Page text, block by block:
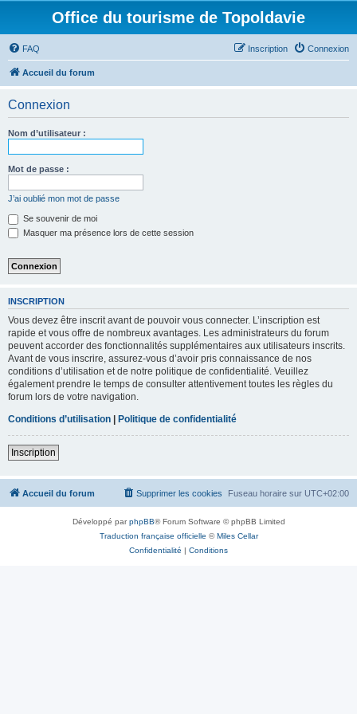
Office du tourisme de Topoldavie
FAQ Connexion
Inscription
Accueil du forum
Connexion
Nom d’utilisateur :
Mot de passe :
J’ai oublié mon mot de passe
Se souvenir de moi
Masquer ma présence lors de cette session
INSCRIPTION
Vous devez être inscrit avant de pouvoir vous connecter. L’inscription est
rapide et vous offre de nombreux avantages. Les administrateurs du forum
peuvent accorder des fonctionnalités supplémentaires aux utilisateurs inscrits.
Avant de vous inscrire, assurez-vous d’avoir pris connaissance de nos
conditions d’utilisation et de notre politique de confidentialité. Veuillez
également prendre le temps de consulter attentivement toutes les règles du
forum lors de votre navigation.
Conditions d’utilisation | Politique de confidentialité
Inscription
Accueil du forum Fuseau horaire sur UTC+02:00
Supprimer les cookies
Développé parphpBB® Forum Software © phpBB Limited
Traduction française officielle ©Miles Cellar
Confidentialité | Conditions